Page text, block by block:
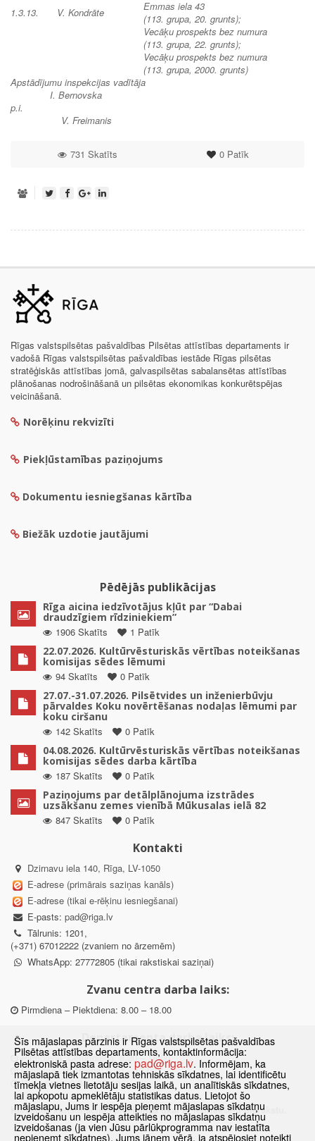
1.3.13. V. Kondrāte
Emmas iela 43
(113. grupa, 20. grunts);
Vecāķu prospekts bez numura
(113. grupa, 22. grunts);
Vecāķu prospekts bez numura
(113. grupa, 2000. grunts)
Apstādījumu inspekcijas vadītāja
I. Bernovska
p.i.
V. Freimanis
0Patīk
731 Skatīts
Rīgas valstspilsētas pašvaldības Pilsētas attīstības departaments ir
vadošā Rīgas valstspilsētas pašvaldības iestāde Rīgas pilsētas
stratēģiskās attīstības jomā, galvaspilsētas sabalansētas attīstības
plānošanas nodrošināšanā un pilsētas ekonomikas konkurētspējas
veicināšanā.
Norēķinu rekvizīti
Piekļūstamības paziņojums
Dokumentu iesniegšanas kārtība
Biežāk uzdotie jautājumi
Pēdējās publikācijas
Rīga aicina iedzīvotājus kļūt par “Dabai
draudzīgiem rīdziniekiem”
1906 Skatīts
1 Patīk
22.07.2026. Kultūrvēsturiskās vērtības noteikšanas
komisijas sēdes lēmumi
94 Skatīts
0 Patīk
27.07.-31.07.2026. Pilsētvides un inženierbūvju
pārvaldes Koku novērtēšanas nodaļas lēmumi par
koku ciršanu
142 Skatīts
0 Patīk
04.08.2026. Kultūrvēsturiskās vērtības noteikšanas
komisijas sēdes darba kārtība
187 Skatīts
0 Patīk
Paziņojums par detālplānojuma izstrādes
uzsākšanu zemes vienībā Mūkusalas ielā 82
847 Skatīts
0 Patīk
Kontakti
Dzirnavu iela 140, Rīga, LV-1050
E-adrese (primārais saziņas kanāls)
E-adrese (tikai e-rēķinu iesniegšanai)
E-pasts: pad@riga.lv
Tālrunis: 1201,
(+371) 67012222 (zvaniem no ārzemēm)
WhatsApp: 27772805 (tikai rakstiskai saziņai)
Zvanu centra darba laiks:
Pirmdiena – Piektdiena: 8.00 – 18.00
Departamenta darba laiks:
Pirmdiena, Ceturtdiena: 8.30 – 18.00
Otrdiena, Trešdiena: 8.30 – 17.00
Piektdiena: 8.30 – 15.00
Klātienes konsultācijas pieejamas tikai ar iepriekšēju pierakstu.
Šīs mājaslapas pārzinis ir Rīgas valstspilsētas pašvaldības
Pilsētas attīstības departaments, kontaktinformācija:
elektroniskā pasta adrese: pad@riga.lv. Informējam, ka
mājaslapā tiek izmantotas tehniskās sīkdatnes, lai identificētu
tīmekļa vietnes lietotāju sesijas laikā, un analītiskās sīkdatnes,
lai apkopotu apmeklētāju statistikas datus. Lietojot šo
mājaslapu, Jums ir iespēja pieņemt mājaslapas sīkdatņu
izveidošanu un iespēja atteikties no mājaslapas sīkdatņu
izveidošanas (ja vien Jūsu pārlūkprogramma nav iestatīta
nepieņemt sīkdatnes). Jums jāņem vērā, ja atspējosiet noteikti